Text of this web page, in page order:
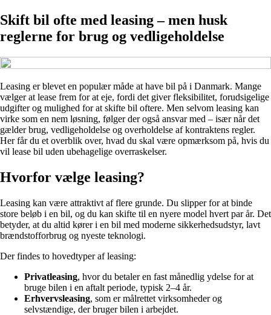
Skift bil ofte med leasing – men husk
reglerne for brug og vedligeholdelse
Leasing er blevet en populær måde at have bil på i Danmark. Mange
vælger at lease frem for at eje, fordi det giver fleksibilitet, forudsigelige
udgifter og mulighed for at skifte bil oftere. Men selvom leasing kan
virke som en nem løsning, følger der også ansvar med – især når det
gælder brug, vedligeholdelse og overholdelse af kontraktens regler.
Her får du et overblik over, hvad du skal være opmærksom på, hvis du
vil lease bil uden ubehagelige overraskelser.
Hvorfor vælge leasing?
Leasing kan være attraktivt af flere grunde. Du slipper for at binde
store beløb i en bil, og du kan skifte til en nyere model hvert par år. Det
betyder, at du altid kører i en bil med moderne sikkerhedsudstyr, lavt
brændstofforbrug og nyeste teknologi.
Der findes to hovedtyper af leasing:
Privatleasing, hvor du betaler en fast månedlig ydelse for at
bruge bilen i en aftalt periode, typisk 2–4 år.
Erhvervsleasing, som er målrettet virksomheder og
selvstændige, der bruger bilen i arbejdet.